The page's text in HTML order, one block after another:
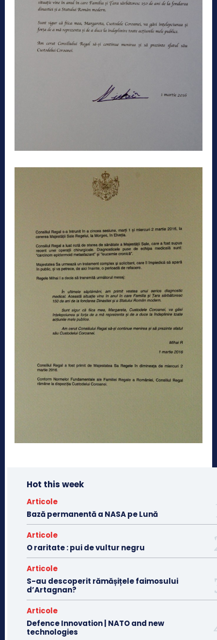
Hot this week
Articole
Bază permanentă a NASA pe Lună
Articole
O raritate : pui de vultur negru
Articole
S-au descoperit rămășițele faimosului
d’Artagnan?
Articole
Defence Innovation | NATO and new
technologies